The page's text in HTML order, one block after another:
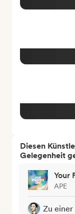
Diesen
Gelegenheit
Your
APE
Zu